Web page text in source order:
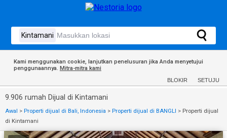
Kami menggunakan cookie, lanjutkan penelusuran jika Anda menyetujui
penggunaannya. Mitra-mitra kami
BLOKIR SETUJU
9.906 rumah Dijual di Kintamani
Awal > Properti dijual di Bali, Indonesia > Properti dijual di BANGLI > Properti dijual
di Kintamani